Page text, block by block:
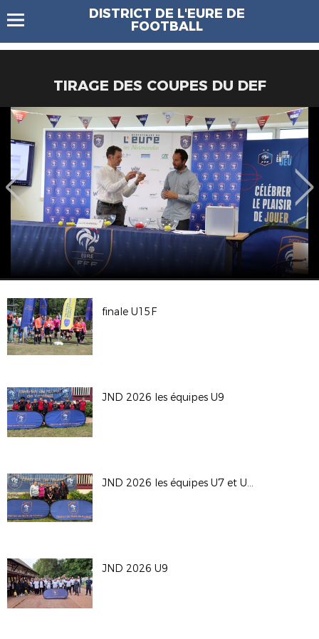
DISTRICT DE L'EURE DE
FOOTBALL
TIRAGE DES COUPES DU DEF
finale U15F
JND 2026 les équipes U9
JND 2026 les équipes U7 et U9F
JND 2026 U9